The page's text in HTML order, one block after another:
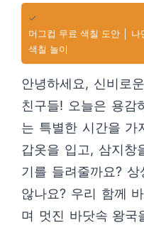
✓
머그컵 무료 색칠 도안 │
색칠 놀이
안녕하세요, 신비로
친구들! 오늘은 용감
는 특별한 시간을 가
갑옷을 입고, 삼지창
기를 들려줄까요?
않나요? 우리 함께
며 멋진 바닷속 왕국